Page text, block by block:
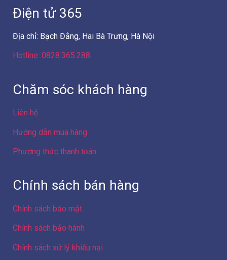
Điện tử 365
Địa chỉ: Bạch Đằng, Hai Bà Trưng, Hà Nội
Hotline: 0828.365.288
Chăm sóc khách hàng
Liên hệ
Hướng dẫn mua hàng
Phương thức thanh toán
Chính sách bán hàng
Chính sách bảo mật
Chính sách bảo hành
Chính sách xử lý khiếu nại